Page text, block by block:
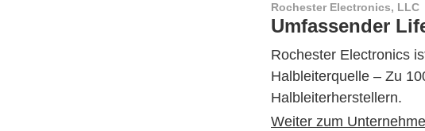
Rochester Electronics, LLC
Umfassender
Rochester Electronics
Halbleiterquelle – Zu
Halbleiterherstellern.
Weiter zum